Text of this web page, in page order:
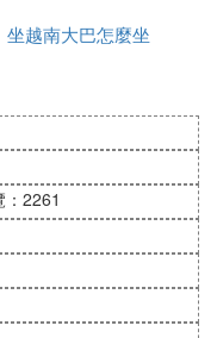
坐越南大巴怎麼坐
：2261